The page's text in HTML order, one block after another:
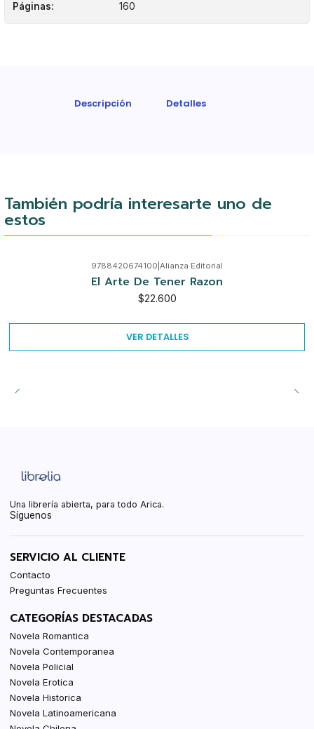
Páginas: 160
Descripción Detalles
También podría interesarte uno de
estos
9788420674100 Alianza Editorial
El Arte De Tener Razon
$22.600
VER DETALLES
Una librería abierta, para todo Arica.
Síguenos
SERVICIO AL CLIENTE
Contacto
Preguntas Frecuentes
CATEGORÍAS DESTACADAS
Novela Romantica
Novela Contemporanea
Novela Policial
Novela Erotica
Novela Historica
Novela Latinoamericana